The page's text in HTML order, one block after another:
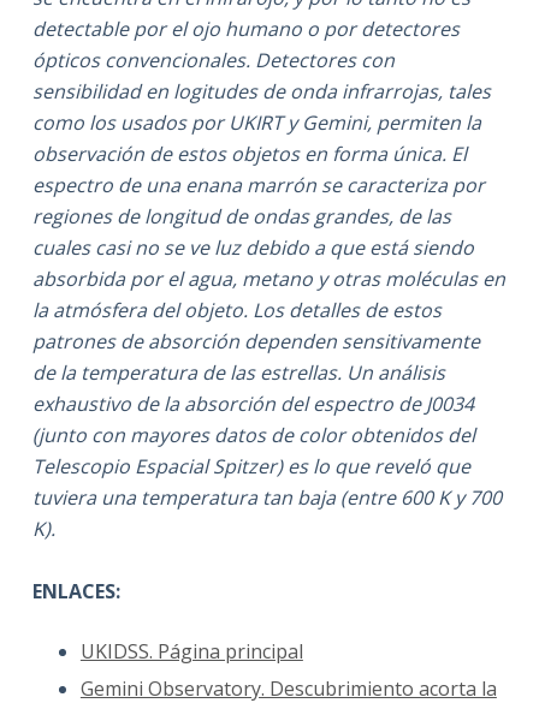
detectable por el ojo humano o por detectores
ópticos convencionales. Detectores con
sensibilidad en logitudes de onda infrarrojas, tales
como los usados por UKIRT y Gemini, permiten la
observación de estos objetos en forma única. El
espectro de una enana marrón se caracteriza por
regiones de longitud de ondas grandes, de las
cuales casi no se ve luz debido a que está siendo
absorbida por el agua, metano y otras moléculas en
la atmósfera del objeto. Los detalles de estos
patrones de absorción dependen sensitivamente
de la temperatura de las estrellas. Un análisis
exhaustivo de la absorción del espectro de J0034
(junto con mayores datos de color obtenidos del
Telescopio Espacial Spitzer) es lo que reveló que
tuviera una temperatura tan baja (entre 600 K y 700
K).
ENLACES:
UKIDSS. Página principal
Gemini Observatory. Descubrimiento acorta la